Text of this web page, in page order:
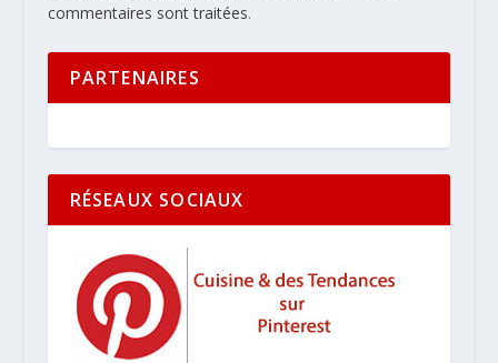
commentaires sont traitées.
PARTENAIRES
RÉSEAUX SOCIAUX